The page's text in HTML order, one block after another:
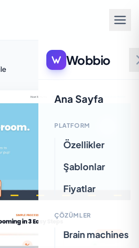
Wobbio
Ana Sayfa
PLATFORM
Özellikler
Şablonlar
Fiyatlar
ÇÖZÜMLER
Brain machines